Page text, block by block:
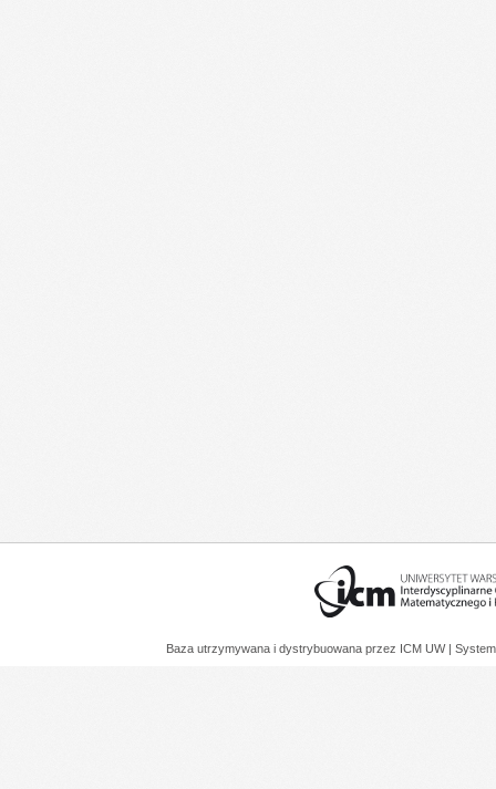
Baza utrzymywana i dystrybuowana przez ICM UW |